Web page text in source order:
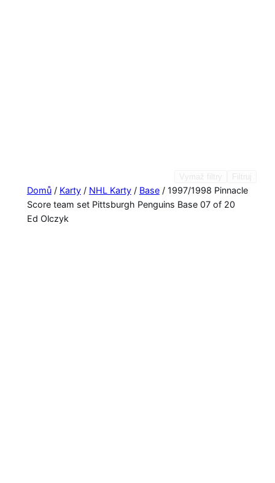
Domů/ Karty/ NHL Karty/ Base/ 1997/1998 Pinnacle
Score team set Pittsburgh Penguins Base 07 of 20
Ed Olczyk